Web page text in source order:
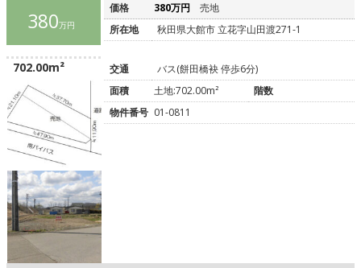
380万円
702.00m²
価格 380万円
売地
所在地
秋田県大館市 立花字山田渡271-1
交通
バス(餅田橋袂 停歩6分)
面積
土地:702.00m²
階数
物件番号 01-0811